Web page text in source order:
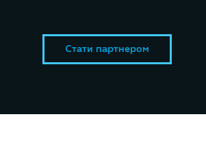
Стати партнером